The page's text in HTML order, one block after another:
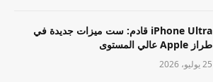
iPhone Ultra قادم: ست ميزات جديدة في
طراز Apple عالي المستوى
25 يوليو، 2026